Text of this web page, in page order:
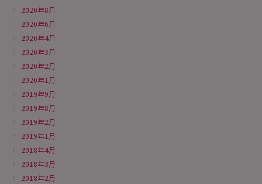
2020年8月
2020年6月
2020年4月
2020年3月
2020年2月
2020年1月
2019年9月
2019年8月
2019年2月
2019年1月
2018年4月
2018年3月
2018年2月